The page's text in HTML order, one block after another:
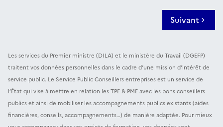
Suivant
Les services du Premier ministre (DILA) et le ministère du Travail (DGEFP)
traitent vos données personnelles dans le cadre d’une mission d’intérêt de
service public. Le Service Public Conseillers entreprises est un service de
l’État qui vise à mettre en relation les TPE & PME avec les bons conseillers
publics et ainsi de mobiliser les accompagnements publics existants (aides
financières, conseils, accompagnements…) de manière adaptée. Pour mieux